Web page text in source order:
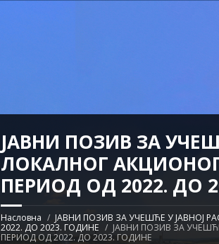
ЈАВНИ ПОЗИВ ЗА
ЛОКАЛНОГ
ПЕРИОД ОД 2022. ДО
Насловна
ЈАВНИ ПОЗИВ ЗА УЧЕШЋЕ У ЈАВНОЈ
2022. ДО 2023. ГОДИНЕ
ЈАВНИ ПОЗИВ ЗА
ПЕРИОД ОД 2022. ДО 2023. ГОДИНЕ